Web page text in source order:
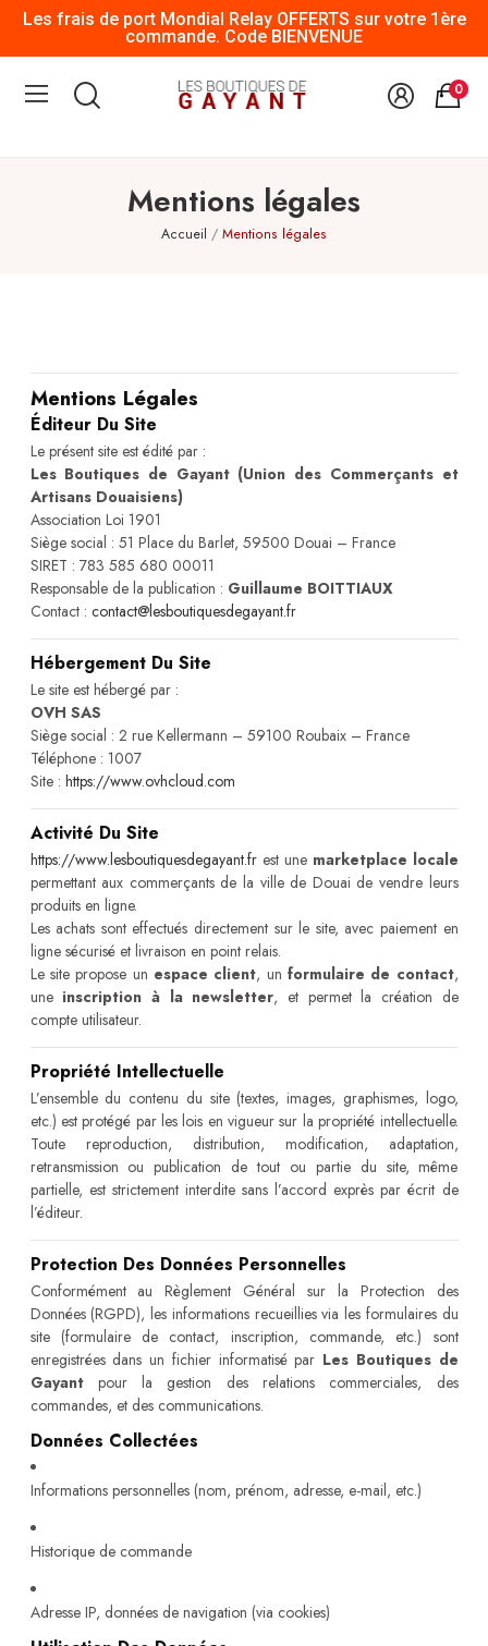
Les frais de port Mondial Relay OFFERTS sur votre 1ère
commande. Code BIENVENUE
0
Mentions légales
Accueil Mentions légales
Mentions Légales
Éditeur Du Site
Le présent site est édité par :
Les Boutiques de Gayant (Union des Commerçants et
Artisans Douaisiens)
Association Loi 1901
Siège social : 51 Place du Barlet, 59500 Douai – France
SIRET : 783 585 680 00011
Responsable de la publication : Guillaume BOITTIAUX
Contact : contact@lesboutiquesdegayant.fr
Hébergement Du Site
Le site est hébergé par :
OVH SAS
Siège social : 2 rue Kellermann – 59100 Roubaix – France
Téléphone : 1007
Site : https://www.ovhcloud.com
Activité Du Site
https://www.lesboutiquesdegayant.frest une marketplace locale
permettant aux commerçants de la ville de Douai de vendre leurs
produits en ligne.
Les achats sont effectués directement sur le site, avec paiement en
ligne sécurisé et livraison en point relais.
Le site propose un espace client, un formulaire de contact,
une inscription à la newsletter, et permet la création de
compte utilisateur.
Propriété Intellectuelle
L’ensemble du contenu du site (textes, images, graphismes, logo,
etc.) est protégé par les lois en vigueur sur la propriété intellectuelle.
Toute reproduction, distribution, modification, adaptation,
retransmission ou publication de tout ou partie du site, même
partielle, est strictement interdite sans l’accord exprès par écrit de
l’éditeur.
Protection Des Données Personnelles
Conformément au Règlement Général sur la Protection des
Données (RGPD), les informations recueillies via les formulaires du
site (formulaire de contact, inscription, commande, etc.) sont
enregistrées dans un fichier informatisé par Les Boutiques de
Gayantpour la gestion des relations commerciales, des
commandes, et des communications.
Données Collectées
Informations personnelles (nom, prénom, adresse, e-mail, etc.)
Historique de commande
Adresse IP, données de navigation (via cookies)